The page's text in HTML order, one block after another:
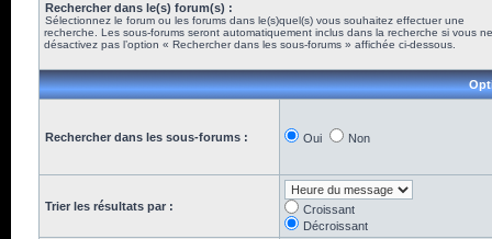
Rechercher dans le(s) forum(s) :
Sélectionnez le forum ou les forums dans le(s)quel(s) vous souhaitez effectuer une
recherche. Les sous-forums seront automatiquement inclus dans la recherche si vous ne
désactivez pas l’option « Rechercher dans les sous-forums » affichée ci-dessous.
Rechercher dans les sous-forums : Oui Non
Trier les résultats par :
Croissant
Décroissant